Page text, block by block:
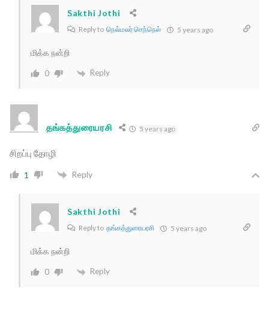
Sakthi Jothi
Reply to நெல்மலர் செந்நெல் 5 years ago
மிக்க நன்றி
0 Reply
தங்கத்துரையரசி 5 years ago
சிறப்பு தோழி
1 Reply
Sakthi Jothi
Reply to தங்கத்துரையரசி 5 years ago
மிக்க நன்றி
0 Reply